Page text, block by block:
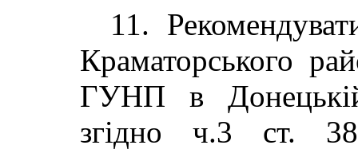
11.
Краматорського
ГУНП в
згідно ч.3 ст.